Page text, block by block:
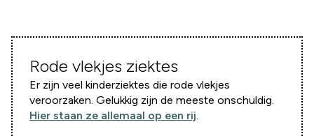
Rode vlekjes ziektes
Er zijn veel kinderziektes die rode vlekjes
veroorzaken. Gelukkig zijn de meeste onschuldig.
Hier staan ze allemaal op een rij.